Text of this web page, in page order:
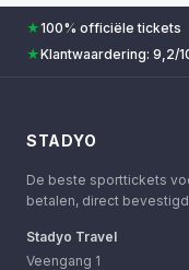
★100% officiële tickets
★Klantwaardering: 9,2/
STADYO
De beste sporttickets
betalen, direct
Stadyo Travel
Veengang 1